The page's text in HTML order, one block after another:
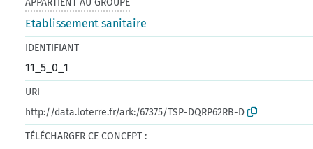
Etablissement sanitaire
IDENTIFIANT
11_5_0_1
URI
http://data.loterre.fr/ark:/67375/TSP-DQRP62RB-D
TÉLÉCHARGER CE CONCEPT :